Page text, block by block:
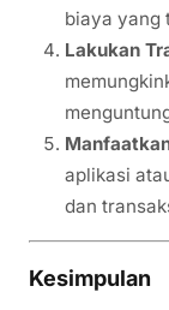
biaya yang
Lakukan
aplikasi
dan
Kesimpulan